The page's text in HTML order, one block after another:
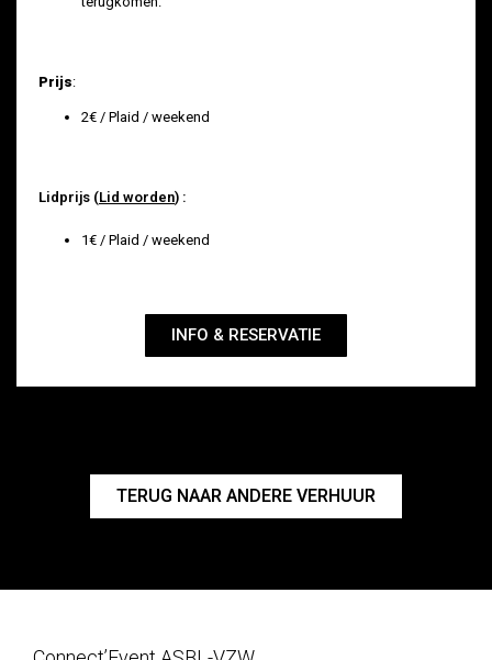
Prijs:
2€ / Plaid / weekend
Lidprijs (Lid worden) :
1€ / Plaid / weekend
INFO & RESERVATIE
TERUG NAAR ANDERE VERHUUR